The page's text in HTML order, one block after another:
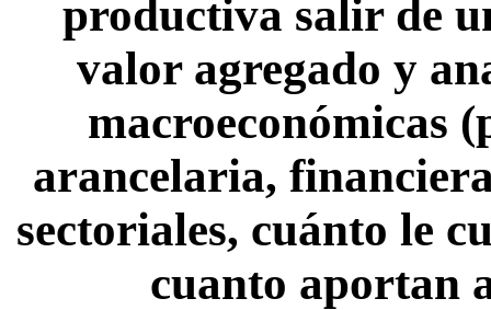
productiva salir de
valor agregado y
macroeconómicas
arancelaria,
sectoriales, cuánto le
cuanto aportan